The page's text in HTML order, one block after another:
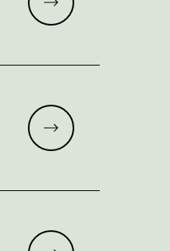
Meer lezen
Meer lezen